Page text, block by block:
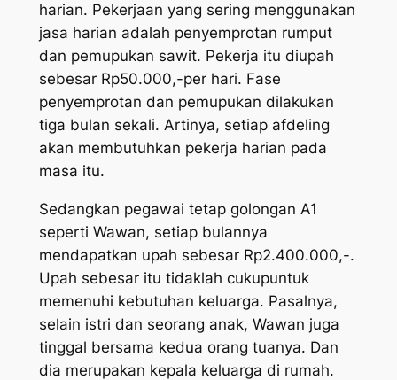
harian. Pekerjaan yang sering menggunakan
jasa harian adalah penyemprotan rumput
dan pemupukan sawit. Pekerja itu diupah
sebesar Rp50.000,-per hari. Fase
penyemprotan dan pemupukan dilakukan
tiga bulan sekali. Artinya, setiap afdeling
akan membutuhkan pekerja harian pada
masa itu.
Sedangkan pegawai tetap golongan A1
seperti Wawan, setiap bulannya
mendapatkan upah sebesar Rp2.400.000,-.
Upah sebesar itu tidaklah cukupuntuk
memenuhi kebutuhan keluarga. Pasalnya,
selain istri dan seorang anak, Wawan juga
tinggal bersama kedua orang tuanya. Dan
dia merupakan kepala keluarga di rumah.